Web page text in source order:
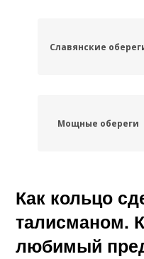
Славянские
Мощные обереги
Оберег от сглаза
Как кольцо
талисманом.
любимый